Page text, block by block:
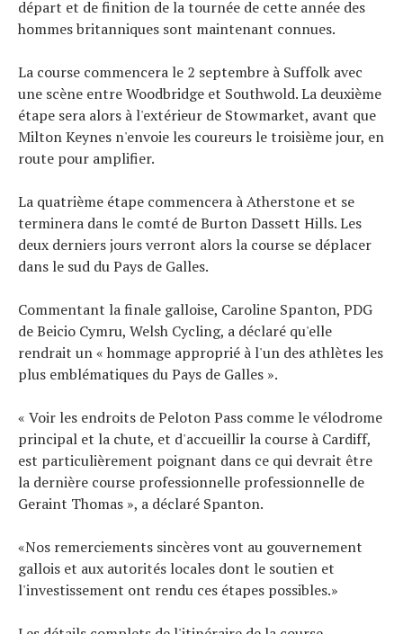
départ et de finition de la tournée de cette année des
hommes britanniques sont maintenant connues.
La course commencera le 2 septembre à Suffolk avec
une scène entre Woodbridge et Southwold. La deuxième
étape sera alors à l'extérieur de Stowmarket, avant que
Milton Keynes n'envoie les coureurs le troisième jour, en
route pour amplifier.
La quatrième étape commencera à Atherstone et se
terminera dans le comté de Burton Dassett Hills. Les
deux derniers jours verront alors la course se déplacer
dans le sud du Pays de Galles.
Commentant la finale galloise, Caroline Spanton, PDG
de Beicio Cymru, Welsh Cycling, a déclaré qu'elle
rendrait un « hommage approprié à l'un des athlètes les
plus emblématiques du Pays de Galles ».
« Voir les endroits de Peloton Pass comme le vélodrome
principal et la chute, et d'accueillir la course à Cardiff,
est particulièrement poignant dans ce qui devrait être
la dernière course professionnelle professionnelle de
Geraint Thomas », a déclaré Spanton.
«Nos remerciements sincères vont au gouvernement
gallois et aux autorités locales dont le soutien et
l'investissement ont rendu ces étapes possibles.»